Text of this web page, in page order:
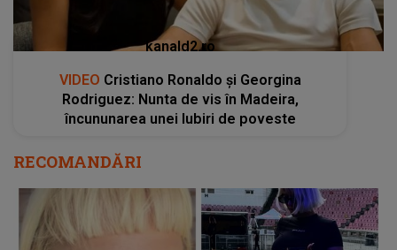
kanald2.ro
VIDEO Cristiano Ronaldo și Georgina
Rodriguez: Nunta de vis în Madeira,
încununarea unei Iubiri de poveste
RECOMANDĂRI